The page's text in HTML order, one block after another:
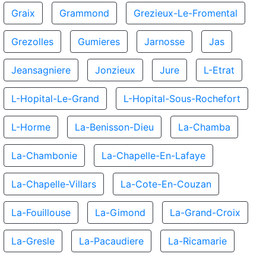
Graix Grammond Grezieux-Le-Fromental
Grezolles Gumieres Jarnosse Jas
Jeansagniere Jonzieux Jure L-Etrat
L-Hopital-Le-Grand L-Hopital-Sous-Rochefort
L-Horme La-Benisson-Dieu La-Chamba
La-Chambonie La-Chapelle-En-Lafaye
La-Chapelle-Villars La-Cote-En-Couzan
La-Fouillouse La-Gimond La-Grand-Croix
La-Gresle La-Pacaudiere La-Ricamarie